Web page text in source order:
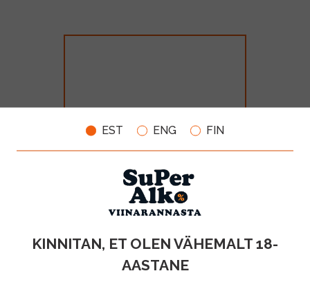
EST ENG FIN
KINNITAN, ET OLEN VÄHEMALT 18-
AASTANE
Bonaparte Cognac 40% 70cl
0.7l
Cognac